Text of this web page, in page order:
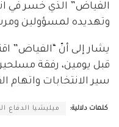
الفياض” الذي خسر في
وتهديده لمسؤولين
يشار إلى أنّ “الفياض”
قبل يومين، رفقة
سير الانتخابات واتهام
كلمات دلالية: ميليشيا الدفاع